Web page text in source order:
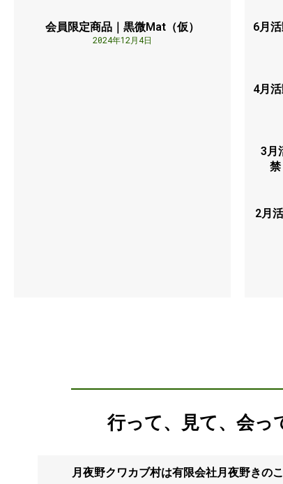
会員限定商品｜黒微Mat（仮）
2024年12月4日
6月
4月
3月
禁
2月
行って、見て、会っ
月夜野クワカブ村は有限会社月夜野きの